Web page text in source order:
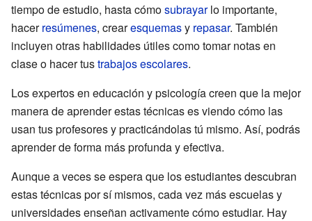
tiempo de estudio, hasta cómosubrayarlo importante,
hacerresúmenes, crearesquemasy repasar. También
incluyen otras habilidades útiles como tomar notas en
clase o hacer tustrabajos escolares.
Los expertos en educación y psicología creen que la mejor
manera de aprender estas técnicas es viendo cómo las
usan tus profesores y practicándolas tú mismo. Así, podrás
aprender de forma más profunda y efectiva.
Aunque a veces se espera que los estudiantes descubran
estas técnicas por sí mismos, cada vez más escuelas y
universidades enseñan activamente cómo estudiar. Hay